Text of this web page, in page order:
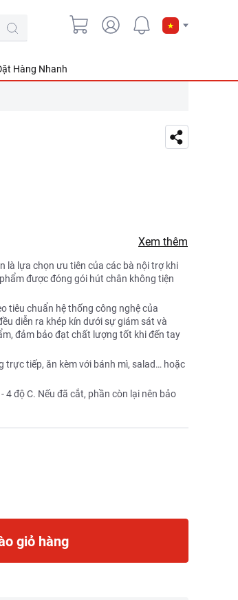
Hàng Nhanh
Xem thêm
là lựa chọn ưu tiên của các bà nội trợ khi
được đóng gói hút chân không tiện
tiêu chuẩn hệ thống công nghệ của
diễn ra khép kín dưới sự giám sát và
đảm bảo đạt chất lượng tốt khi đến tay
trực tiếp, ăn kèm với bánh mì, salad… hoặc
độ C. Nếu đã cắt, phần còn lại nên bảo
giỏ hàng